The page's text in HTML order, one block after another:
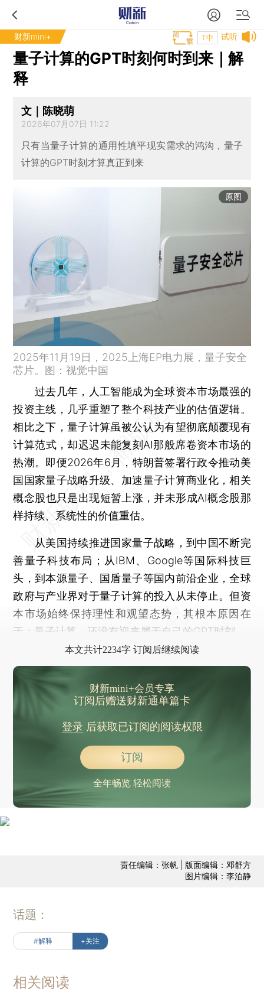
财新mini+ 试听
T中
量子计算的GPT时刻何时到来｜解
释
文｜陈晓萌
2026年07月07日 11:22
只有当量子计算的通用性填平现实需求的鸿沟，量子
计算的GPT时刻才算真正到来
原图
2025年11月19日，2025上海EP电力展，量子安全
芯片。图：视觉中国
过去几年，人工智能成为全球资本市场最强的
投资主线，几乎重塑了整个科技产业的估值逻辑。
相比之下，量子计算虽被公认为有望彻底颠覆现有
计算范式，却迟迟未能复刻AI那般席卷资本市场的
热潮。即便2026年6月，特朗普签署行政令推动美
国国家量子战略升级、加速量子计算商业化，相关
概念股也只是出现短暂上涨，并未形成AI概念股那
样持续、系统性的价值重估。
从美国持续推进国家量子战略，到中国不断完
善量子科技布局；从IBM、Google等国际科技巨
头，到本源量子、国盾量子等国内前沿企业，全球
政府与产业界对于量子计算的投入从未停止。但资
本市场始终保持理性和观望态势，其根本原因在
于：量子计算，还没有迎来属于自己的GPT时刻。
本文共计2234字 订阅后继续阅读
财新mini+会员专享
订阅后赠送财新通单篇卡
登录后获取已订阅的阅读权限
订阅
全年畅览 轻松阅读
责任编辑：张帆 | 版面编辑：邓舒方
图片编辑：李泊静
话题：
#解释 +关注
相关阅读